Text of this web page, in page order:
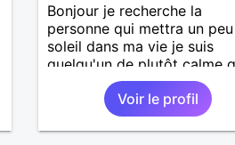
Bonjour je recherche la
personne qui mettra un
soleil dans ma vie je suis
quelqu'un de plutôt calme
aime les choses simples sans
prise de tête, simplement
partager de belles choses
une personne qui me
Voir le profil